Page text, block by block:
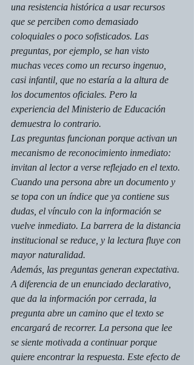
una resistencia histórica a usar recursos
que se perciben como demasiado
coloquiales o poco sofisticados. Las
preguntas, por ejemplo, se han visto
muchas veces como un recurso ingenuo,
casi infantil, que no estaría a la altura de
los documentos oficiales. Pero la
experiencia del Ministerio de Educación
demuestra lo contrario.
Las preguntas funcionan porque activan un
mecanismo de reconocimiento inmediato:
invitan al lector a verse reflejado en el texto.
Cuando una persona abre un documento y
se topa con un índice que ya contiene sus
dudas, el vínculo con la información se
vuelve inmediato. La barrera de la distancia
institucional se reduce, y la lectura fluye con
mayor naturalidad.
Además, las preguntas generan expectativa.
A diferencia de un enunciado declarativo,
que da la información por cerrada, la
pregunta abre un camino que el texto se
encargará de recorrer. La persona que lee
se siente motivada a continuar porque
quiere encontrar la respuesta. Este efecto de